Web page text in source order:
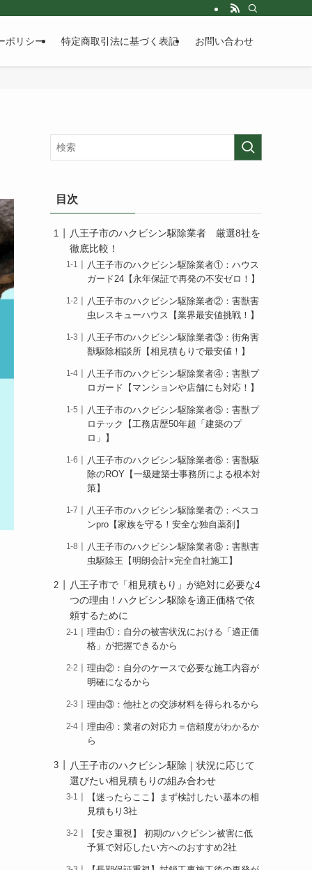
ポリシー 特定商取引法に基づく表記 お問い合わせ
目次
八王子市のハクビシン駆除業者 厳選8社を
徹底比較！
八王子市のハクビシン駆除業者①：ハウス
ガード24【永年保証で再発の不安ゼロ！】
八王子市のハクビシン駆除業者②：害獣害
虫レスキューハウス【業界最安値挑戦！】
八王子市のハクビシン駆除業者③：街角害
獣駆除相談所【相見積もりで最安値！】
八王子市のハクビシン駆除業者④：害獣プ
ロガード【マンションや店舗にも対応！】
八王子市のハクビシン駆除業者⑤：害獣プ
ロテック【工務店歴50年超「建築のプ
ロ」】
八王子市のハクビシン駆除業者⑥：害獣駆
除のROY【一級建築士事務所による根本対
策】
八王子市のハクビシン駆除業者⑦：ペスコ
ンpro【家族を守る！安全な独自薬剤】
八王子市のハクビシン駆除業者⑧：害獣害
虫駆除王【明朗会計×完全自社施工】
八王子市で「相見積もり」が絶対に必要な4
つの理由！ハクビシン駆除を適正価格で依
頼するために
理由①：自分の被害状況における「適正価
格」が把握できるから
理由②：自分のケースで必要な施工内容が
明確になるから
理由③：他社との交渉材料を得られるから
理由④：業者の対応力＝信頼度がわかるか
ら
八王子市のハクビシン駆除｜状況に応じて
選びたい相見積もりの組み合わせ
【迷ったらここ】まず検討したい基本の相
見積もり3社
【安さ重視】 初期のハクビシン被害に低
予算で対応したい方へのおすすめ2社